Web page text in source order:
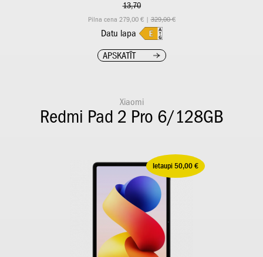
13,70
Pilna cena 279,00 € |329,00 €
Datu lapa
APSKATĪT
Xiaomi
Redmi Pad 2 Pro 6/128GB
Ietaupi 50,00 €